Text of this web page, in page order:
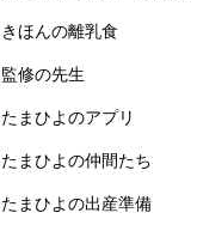
きほんの離乳食
監修の先生
たまひよのアプリ
たまひよの仲間たち
たまひよの出産準備